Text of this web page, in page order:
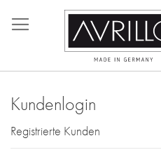
zum
Kundenlogin
Registrierte Kunden